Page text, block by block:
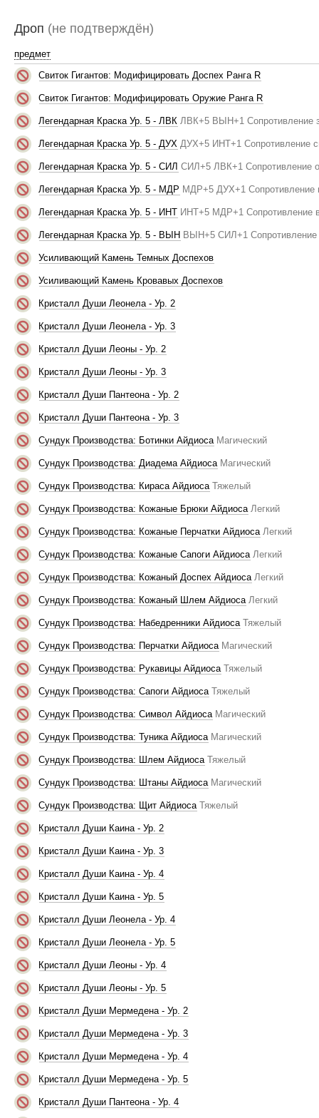
Дроп (не подтверждён)
предмет
Свиток Гигантов: Модифицировать Доспех Ранга R
Свиток Гигантов: Модифицировать Оружие Ранга R
Легендарная Краска Ур. 5 - ЛВК ЛВК+5 ВЫН+1 Сопротивление
Легендарная Краска Ур. 5 - ДУХ ДУХ+5 ИНТ+1 Сопротивление
Легендарная Краска Ур. 5 - СИЛ СИЛ+5 ЛВК+1 Сопротивление
Легендарная Краска Ур. 5 - МДР МДР+5 ДУХ+1 Сопротивление
Легендарная Краска Ур. 5 - ИНТ ИНТ+5 МДР+1 Сопротивление
Легендарная Краска Ур. 5 - ВЫН ВЫН+5 СИЛ+1 Сопротивление
Усиливающий Камень Темных Доспехов
Усиливающий Камень Кровавых Доспехов
Кристалл Души Леонела - Ур. 2
Кристалл Души Леонела - Ур. 3
Кристалл Души Леоны - Ур. 2
Кристалл Души Леоны - Ур. 3
Кристалл Души Пантеона - Ур. 2
Кристалл Души Пантеона - Ур. 3
Сундук Производства: Ботинки Айдиоса Магический
Сундук Производства: Диадема Айдиоса Магический
Сундук Производства: Кираса Айдиоса Тяжелый
Сундук Производства: Кожаные Брюки Айдиоса Легкий
Сундук Производства: Кожаные Перчатки Айдиоса Легкий
Сундук Производства: Кожаные Сапоги Айдиоса Легкий
Сундук Производства: Кожаный Доспех Айдиоса Легкий
Сундук Производства: Кожаный Шлем Айдиоса Легкий
Сундук Производства: Набедренники Айдиоса Тяжелый
Сундук Производства: Перчатки Айдиоса Магический
Сундук Производства: Рукавицы Айдиоса Тяжелый
Сундук Производства: Сапоги Айдиоса Тяжелый
Сундук Производства: Символ Айдиоса Магический
Сундук Производства: Туника Айдиоса Магический
Сундук Производства: Шлем Айдиоса Тяжелый
Сундук Производства: Штаны Айдиоса Магический
Сундук Производства: Щит Айдиоса Тяжелый
Кристалл Души Каина - Ур. 2
Кристалл Души Каина - Ур. 3
Кристалл Души Каина - Ур. 4
Кристалл Души Каина - Ур. 5
Кристалл Души Леонела - Ур. 4
Кристалл Души Леонела - Ур. 5
Кристалл Души Леоны - Ур. 4
Кристалл Души Леоны - Ур. 5
Кристалл Души Мермедена - Ур. 2
Кристалл Души Мермедена - Ур. 3
Кристалл Души Мермедена - Ур. 4
Кристалл Души Мермедена - Ур. 5
Кристалл Души Пантеона - Ур. 4